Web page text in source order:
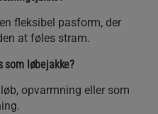
fleksibel pasform, der
at føles stram.
som løbejakke?
opvarmning eller som